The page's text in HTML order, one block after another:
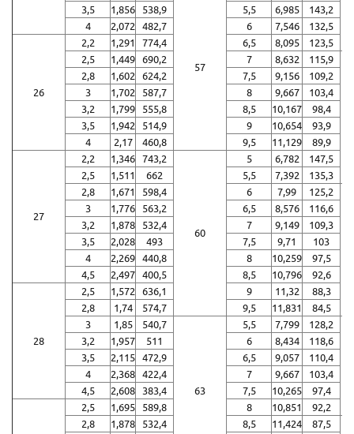
57
3,5
1,856 538,9 5,5 6,985
143,2
4
2,072 482,7 6 7,546 132,5
26
2,2 1,291 774,4 6,5 8,095
123,5
2,5
1,449 690,2 7 8,632
115,9
2,8
1,602 624,2 7,5 9,156
109,2
3
1,702 587,7 8 9,667
103,4
3,2
1,799 555,8 8,5 10,167
98,4
3,5
1,942 514,9 9 10,654
93,9
4
2,17 460,8 9,5 11,129 89,9
27
2,2 1,346 743,2
60
5 6,782
147,5
2,5
1,511 662 5,5 7,392
135,3
2,8
1,671 598,4 6 7,99
125,2
3
1,776 563,2 6,5 8,576
116,6
3,2
1,878 532,4 7 9,149
109,3
3,5
2,028 493 7,5 9,71
103
4
2,269 440,8 8 10,259
97,5
4,5
2,497 400,5 8,5 10,796 92,6
28
2,5 1,572 636,1 9 11,32
88,3
2,8
1,74 574,7 9,5 11,831
84,5
3
1,85 540,7
63
5,5 7,799
128,2
3,2
1,957 511 6 8,434
118,6
3,5
2,115 472,9 6,5 9,057
110,4
4
2,368 422,4 7 9,667
103,4
4,5
2,608 383,4 7,5 10,265 97,4
2,5 1,695 589,8 8 10,851
92,2
2,8
1,878 532,4 8,5 11,424
87,5